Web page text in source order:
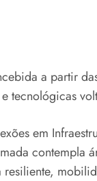
a partir
tecnológicas
em
contempla